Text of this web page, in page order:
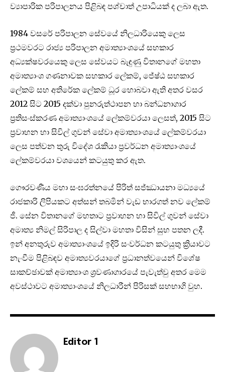
ව්‍යාපාරික පරිපාලනය පිළිබඳ පශ්චාත් උපාධියක් ද ලබා ඇත.
1984 වසරේ පරිපාලන සේවයේ නිලධාරියෙකු ලෙස
ප්‍රථමවරට රාජ්‍ය පරිපාලන අමාත්‍යාංශයේ සහකාර
අධ්‍යක්ෂවරයෙකු ලෙස සේවයට බැඳුණු විතානගේ මහතා
අමාත්‍යාංශ ගණනාවක සහකාර ලේකම්, ජේෂ්ඨ සහකාර
ලේකම් සහ අතිරේක ලේකම් ධූර හොබවා ඇති අතර වසර
2012 සිට 2015 දක්වා පුනරුත්ථාපන හා බන්ධනාගාර
ප්‍රතිසංස්කරණ අමාත්‍යාංශයේ ලේකම්වරයා ලෙසත්, 2015 සිට
ප්‍රවාහන හා සිවිල් ගුවන් සේවා අමාත්‍යාංශයේ ලේකම්වරයා
ලෙස පත්වන තුරු විදේශ රැකියා ප්‍රවර්ධන අමාත්‍යාංශයේ
ලේකම්වරයා වශයෙන් කටයුතු කර ඇත.
ගෞරවණීය මහා සංඝරත්නයේ පිරිත් සජ්ඣායනා මධ්‍යයේ
රාජකාරි ලිපියකට අත්සන් තබමින් වැඩ භාරගත් නව ලේකම්
ජී. සේන විතානගේ මහතාට ප්‍රවාහන හා සිවිල් ගුවන් සේවා
අමාත්‍ය නිමල් සිරිපාල ද සිල්වා මහතා විසින් සුභ පතන ලදී.
ඉන් අනතුරුව අමාත්‍යාංශයේ ඉදිරි සංවර්ධන කටයුතු ක්‍රියාවට
නැංවීම පිළිබඳව අමාත්‍යවරයාගේ ප්‍රධානත්වයෙන් විශේෂ
සාකච්ඡාවක් අමාත්‍යාංශ ශ්‍රවණාගාරයේ පැවැත්වු අතර මෙම
අවස්ථාවට අමාත්‍යාංශයේ නිලධාරීන් පිරිසක් සහභාගි වුහ.
Editor 1